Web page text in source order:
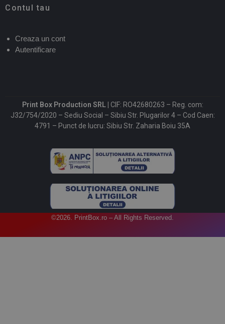
Contul tau
Creaza un cont
Autentificare
Print Box Production SRL | CIF: RO42680263 – Reg. com:
J32/754/2020 – Sediu Social – Sibiu Str. Plugarilor 4 – Cod Caen:
4791 – Punct de lucru: Sibiu Str. Zaharia Boiu 35A
©2026. PrintBox.ro – All Rights Reserved.